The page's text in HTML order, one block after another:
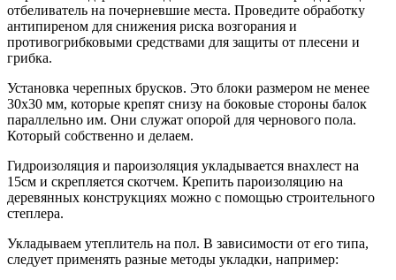
отбеливатель на почерневшие места. Проведите обработку
антипиреном для снижения риска возгорания и
противогрибковыми средствами для защиты от плесени и
грибка.
Установка черепных брусков. Это блоки размером не менее
30х30 мм, которые крепят снизу на боковые стороны балок
параллельно им. Они служат опорой для чернового пола.
Который собственно и делаем.
Гидроизоляция и пароизоляция укладывается внахлест на
15см и скрепляется скотчем. Крепить пароизоляцию на
деревянных конструкциях можно с помощью строительного
степлера.
Укладываем утеплитель на пол. В зависимости от его типа,
следует применять разные методы укладки, например: